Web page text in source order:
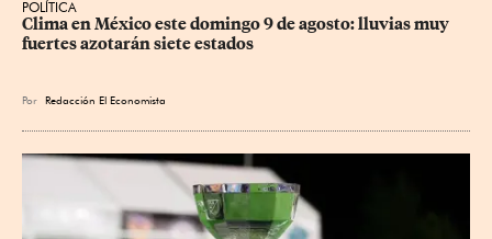
POLÍTICA
Clima en México este domingo 9 de agosto: lluvias muy
fuertes azotarán siete estados
Por Redacción El Economista